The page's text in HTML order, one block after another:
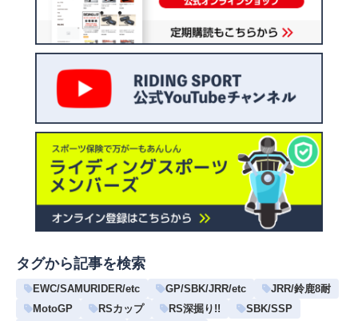
タグから記事を検索
EWC/SAMURIDER/etc GP/SBK/JRR/etc
JRR/鈴鹿8耐
MotoGP
RSカップ RS深掘り!!
SBK/SSP